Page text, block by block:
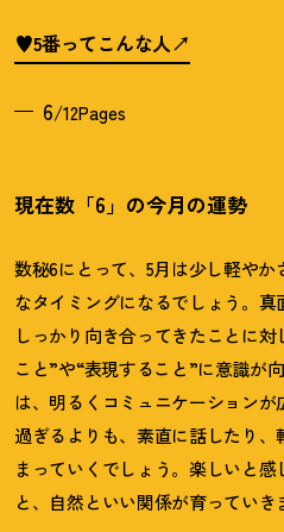
♥5番ってこんな人
6/12Pages
現在数「6」の今月の運勢
数秘6にとって、5月は少し軽や
なタイミングになるでしょう。
しっかり向き合ってきたことに
こと”や“表現すること”に意識が
は、明るくコミュニケーション
過ぎるよりも、素直に話したり
まっていくでしょう。楽しいと
と、自然といい関係が育っていき